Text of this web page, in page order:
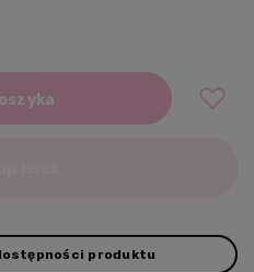
produktu